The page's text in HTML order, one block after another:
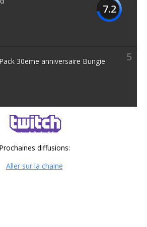
7.2
5
30eme anniversaire Bungie
Prochaines diffusions:
Aller sur la chaine